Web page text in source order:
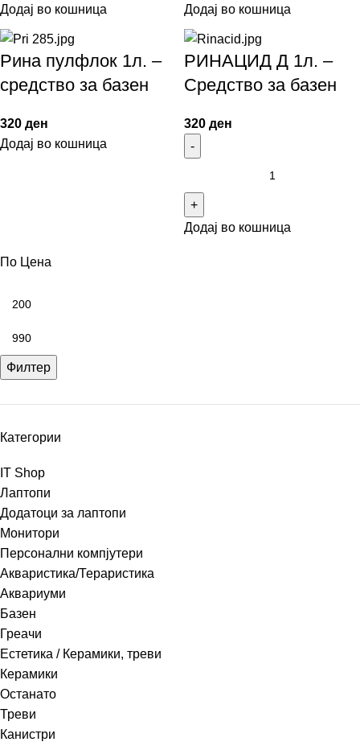
По Цена
Филтер
Категории
IT Shop
Лаптопи
Додатоци за лаптопи
Монитори
Персонални компјутери
Акваристика/Тераристика
Аквариуми
Базен
Греачи
Естетика / Керамики, треви
Керамики
Останато
Треви
Канистри
Додај во кошница Додај во кошница
Рина пулфлок 1л. –
средство за базен
320 ден
Додај во кошница
РИНАЦИД Д 1л. –
Средство за базен
320 ден
Додај во кошница